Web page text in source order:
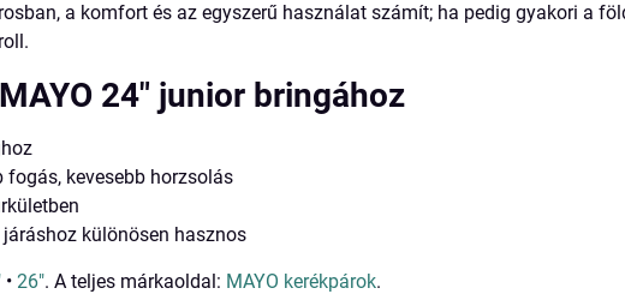
a komfort és az egyszerű használat számít; ha pedig gyakori a
24" junior bringához
fogás, kevesebb horzsolás
különösen hasznos
•26". A teljes márkaoldal: MAYO kerékpárok.